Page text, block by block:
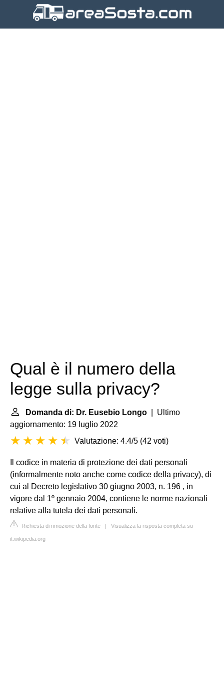
Qual è il numero della
legge sulla privacy?
Domanda di: Dr. Eusebio Longo | Ultimo
aggiornamento: 19 luglio 2022
Valutazione: 4.4/5 (42 voti)
Il codice in materia di protezione dei dati personali
(informalmente noto anche come codice della privacy), di
cui al Decreto legislativo 30 giugno 2003, n. 196 , in
vigore dal 1º gennaio 2004, contiene le norme nazionali
relative alla tutela dei dati personali.
Richiesta di rimozione della fonte | Visualizza la risposta completa su
it.wikipedia.org